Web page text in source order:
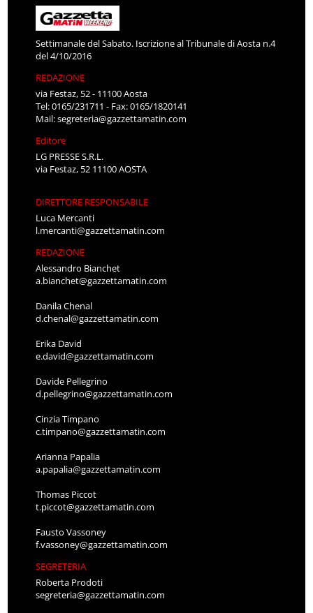
Settimanale del Sabato. Iscrizione al Tribunale di Aosta n.4
del 4/10/2016
REDAZIONE
via Festaz, 52 - 11100 Aosta
Tel: 0165/231711 - Fax: 0165/1820141
Mail:segreteria@gazzettamatin.com
Editore
LG PRESSE S.R.L.
via Festaz, 52 11100 AOSTA
DIRETTORE RESPONSABILE
Luca Mercanti
l.mercanti@gazzettamatin.com
REDAZIONE
Alessandro Bianchet
a.bianchet@gazzettamatin.com
Danila Chenal
d.chenal@gazzettamatin.com
Erika David
e.david@gazzettamatin.com
Davide Pellegrino
d.pellegrino@gazzettamatin.com
Cinzia Timpano
c.timpano@gazzettamatin.com
Arianna Papalia
a.papalia@gazzettamatin.com
Thomas Piccot
t.piccot@gazzettamatin.com
Fausto Vassoney
f.vassoney@gazzettamatin.com
SEGRETERIA
Roberta Prodoti
segreteria@gazzettamatin.com